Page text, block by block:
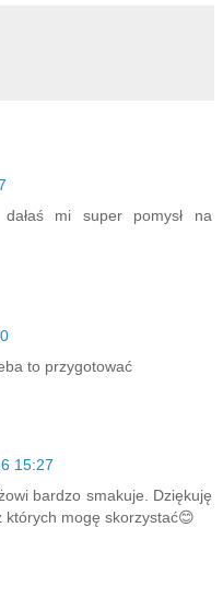
mi super pomysł na
to przygotować
15:27
bardzo smakuje. Dziękuję
których mogę skorzystać😊